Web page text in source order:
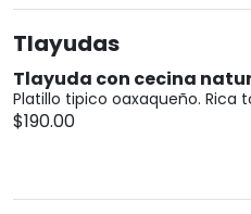
Tlayudas
Tlayuda con cecina
Platillo tipico oaxaqueño. Rica
$190.00